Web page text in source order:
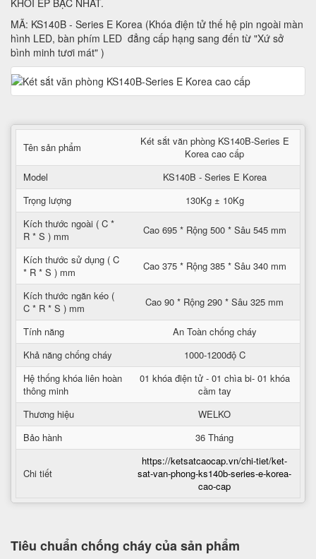
KHỐI ÉP BẬC NHẤT.
MÃ: KS140B - Series E Korea (Khóa điện tử thế hệ pin ngoài màn
hình LED, bàn phím LED đẳng cấp hạng sang đến từ "Xứ sở
bình minh tươi mát" )
Tên sản phẩm
Két sắt văn phòng KS140B-Series E
Korea cao cấp
Model
KS140B - Series E Korea
Trọng lượng
130Kg ± 10Kg
Kích thước ngoài ( C *
R * S ) mm
Cao 695 * Rộng 500 * Sâu 545 mm
Kích thước sử dụng ( C
* R * S ) mm
Cao 375 * Rộng 385 * Sâu 340 mm
Kích thước ngăn kéo (
C * R * S ) mm
Cao 90 * Rộng 290 * Sâu 325 mm
Tính năng
An Toàn chống cháy
Khả năng chống cháy
1000-1200độ C
Hệ thống khóa liên hoàn
thông minh
01 khóa điện tử - 01 chìa bi- 01 khóa
cầm tay
Thương hiệu
WELKO
Bảo hành
36 Tháng
Chi tiết
https://ketsatcaocap.vn/chi-tiet/ket-
sat-van-phong-ks140b-series-e-korea-
cao-cap
Tiêu chuẩn chống cháy của sản phẩm